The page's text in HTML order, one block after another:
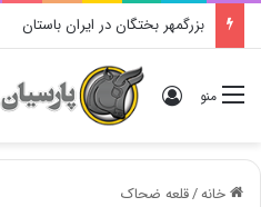
بزرگمهر بختگان در ایران باستان
منو ورود
خانه/قلعه ضحاک